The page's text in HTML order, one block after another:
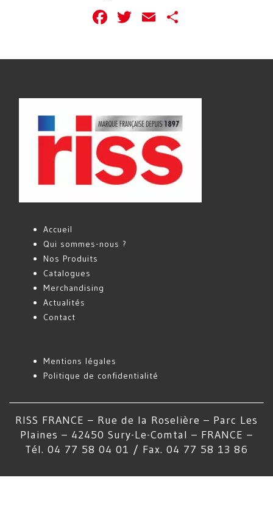
Facebook
Twitter
Email
Accueil
Qui sommes-nous ?
Nos Produits
Catalogues
Merchandising
Actualités
Contact
Mentions légales
Politique de confidentialité
RISS FRANCE – Rue de la Roselière – Parc Les
Plaines – 42450 Sury-Le-Comtal – FRANCE –
Tél. 04 77 58 04 01 / Fax. 04 77 58 13 86